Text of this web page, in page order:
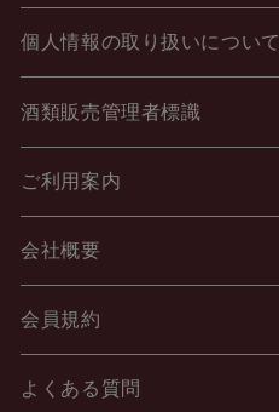
個人情報の取り扱いについて
酒類販売管理者標識
ご利用案内
会社概要
会員規約
よくある質問